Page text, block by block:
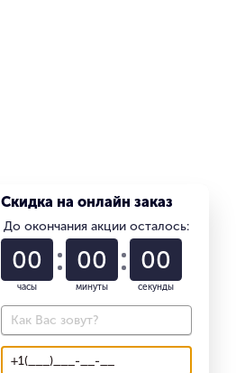
Скидка на онлайн заказ
До окончания акции осталось:
01
часы
22
минуты
58
секунды